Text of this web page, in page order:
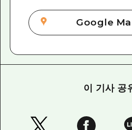
Google
이 기사 공